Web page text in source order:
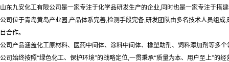
山东九安化工有限公司是一家专注于化学品研发生产的企业,同时也是一家专注于搭
公司位于青岛黄岛产业园,产品体系完善,检测手段完备,研发团队由多名技术人员组
目合作。
公司产品涵盖化工原材料、医药中间体、涂料中间体、橡塑助剂、饲料添加剂等多
公司始终按照“绿色化工、保护环境”的战略定位,一贯秉承“质量为本、用户至上”的